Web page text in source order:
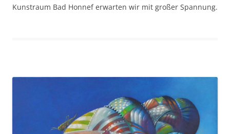
Kunstraum Bad Honnef erwarten wir mit großer Spannung.